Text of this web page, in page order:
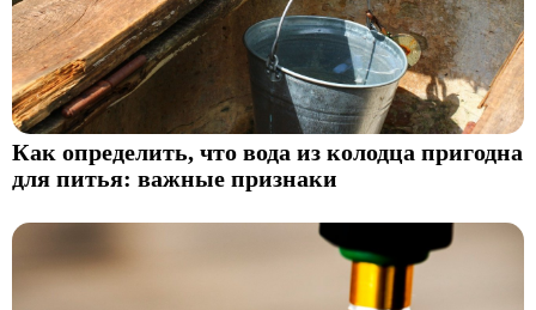
Как определить, что вода из колодца пригодна
для питья: важные признаки